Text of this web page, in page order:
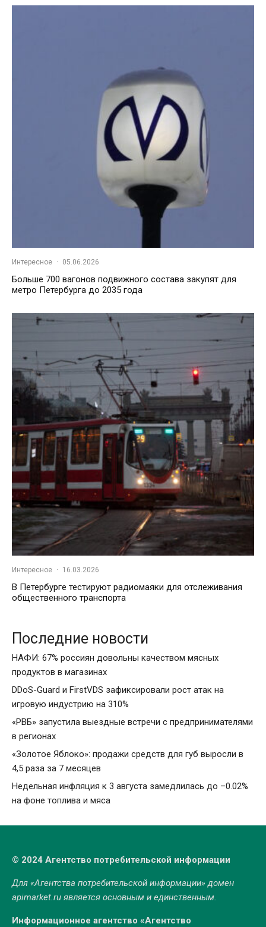
Интересное · 05.06.2026
Больше 700 вагонов подвижного состава закупят для
метро Петербурга до 2035 года
Интересное · 16.03.2026
В Петербурге тестируют радиомаяки для отслеживания
общественного транспорта
Последние новости
НАФИ: 67% россиян довольны качеством мясных
продуктов в магазинах
DDoS-Guard и FirstVDS зафиксировали рост атак на
игровую индустрию на 310%
«РВБ» запустила выездные встречи с предпринимателями
в регионах
«Золотое Яблоко»: продажи средств для губ выросли в
4,5 раза за 7 месяцев
Недельная инфляция к 3 августа замедлилась до –0.02%
на фоне топлива и мяса
© 2024 Агентство потребительской информации
Для «Агентства потребительской информации» домен
apimarket.ruявляется основным и единственным.
Информационное агентство «Агентство